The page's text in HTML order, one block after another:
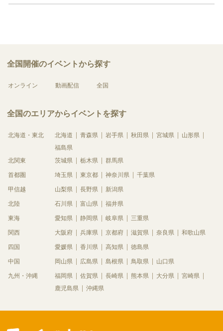
全国開催のイベントから探す
オンライン 動画配信 全国
全国のエリアからイベントを探す
北海道・東北 北海道 青森県 岩手県 秋田県 宮城県
山形県
福島県
北関東
茨城県 栃木県 群馬県
首都圏 埼玉県 東京都 神奈川県 千葉県
甲信越 山梨県 長野県 新潟県
北陸 石川県 富山県 福井県
東海 愛知県 静岡県 岐阜県 三重県
関西 大阪府 兵庫県 京都府 滋賀県 奈良県 和歌山県
四国 愛媛県 香川県 高知県 徳島県
中国 岡山県 広島県 島根県 鳥取県 山口県
九州・沖縄 福岡県 佐賀県 長崎県 熊本県 大分県
宮崎県
鹿児島県
沖縄県